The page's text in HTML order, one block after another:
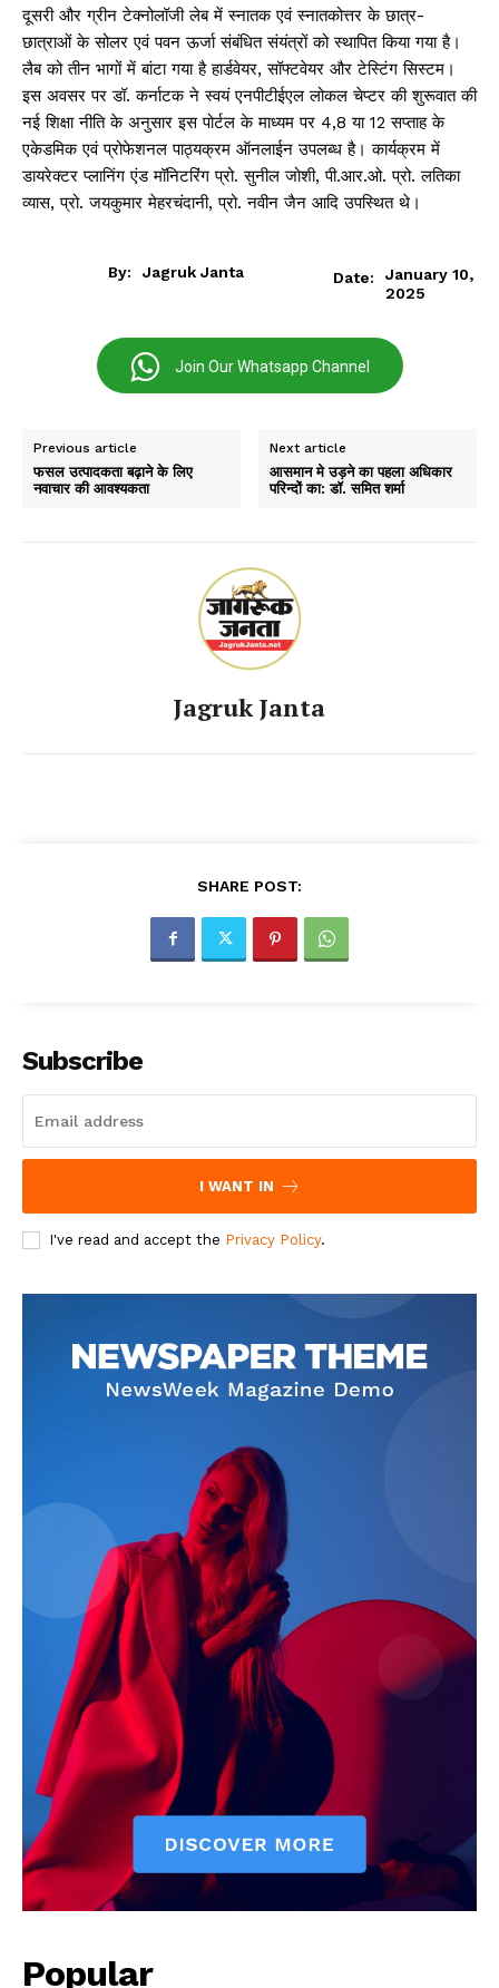
दूसरी और ग्रीन टेक्नोलॉजी लेब में स्नातक एवं स्नातकोत्तर के छात्र-
छात्राओं के सोलर एवं पवन ऊर्जा संबंधित संयंत्रों को स्थापित किया गया है।
लैब को तीन भागों में बांटा गया है हार्डवेयर, सॉफ्टवेयर और टेस्टिंग सिस्टम।
इस अवसर पर डॉ. कर्नाटक ने स्वयं एनपीटीईएल लोकल चेप्टर की शुरूवात की
नई शिक्षा नीति के अनुसार इस पोर्टल के माध्यम पर 4,8 या 12 सप्ताह के
एकेडमिक एवं प्रोफेशनल पाठ्यक्रम ऑनलाईन उपलब्ध है। कार्यक्रम में
डायरेक्टर प्लानिंग एंड मॉनिटरिंग प्रो. सुनील जोशी, पी.आर.ओ. प्रो. लतिका
व्यास, प्रो. जयकुमार मेहरचंदानी, प्रो. नवीन जैन आदि उपस्थित थे।
By: Jagruk Janta Date:
January 10,
2025
Join Our Whatsapp Channel
Previous article
फसल उत्पादकता बढ़ाने के लिए
नवाचार की आवश्यकता
Next article
आसमान मे उड़ने का पहला अधिकार
परिन्दों का: डॉ. समित शर्मा
Jagruk Janta
SHARE POST:
Subscribe
I WANT IN
I've read and accept the Privacy Policy.
Popular